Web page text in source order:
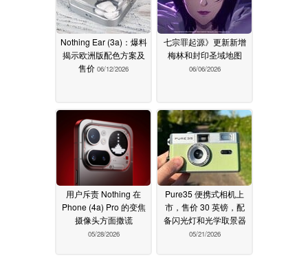
Nothing Ear (3a)：爆料
揭示欧洲版配色方案及
售价 06/12/2026
七宗罪起源》更新新增
梅林和封印圣域地图
06/06/2026
用户斥责 Nothing 在
Phone (4a) Pro 的变焦
摄像头方面撒谎
05/28/2026
Pure35 便携式相机上
市，售价 30 英镑，配
备闪光灯和光学取景器
05/21/2026